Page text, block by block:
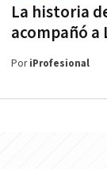
La historia
acompañó a
PoriProfesional